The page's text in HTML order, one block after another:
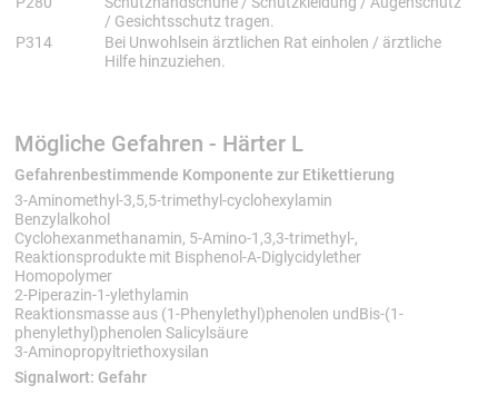
/ Gesichtsschutz tragen.
P314
Bei Unwohlsein ärztlichen Rat einholen / ärztliche
Hilfe hinzuziehen.
Mögliche Gefahren - Härter L
Gefahrenbestimmende Komponente zur Etikettierung
3-Aminomethyl-3,5,5-trimethyl-cyclohexylamin
Benzylalkohol
Cyclohexanmethanamin, 5-Amino-1,3,3-trimethyl-,
Reaktionsprodukte mit Bisphenol-A-Diglycidylether
Homopolymer
2-Piperazin-1-ylethylamin
Reaktionsmasse aus (1-Phenylethyl)phenolen undBis-(1-
phenylethyl)phenolen Salicylsäure
3-Aminopropyltriethoxysilan
Signalwort: Gefahr